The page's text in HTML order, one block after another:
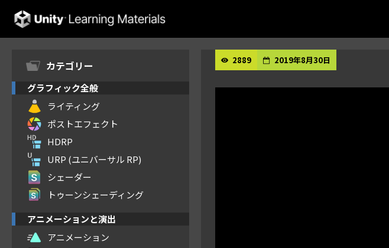
Unity Learning Materials
カテゴリー
グラフィック全般
ライティング
ポストエフェクト
HDRP
URP (ユニバーサル RP)
シェーダー
トゥーンシェーディング
アニメーションと演出
アニメーション
2889 2019年8月30日